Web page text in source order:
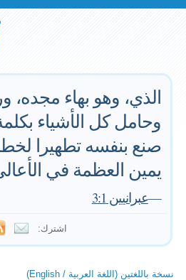
الذي، وهو بهاء
وحامل كل الأشياء
صنع بنفسه تطهيرا
يمين العظمة في
—عبرانيين 3:1
اشترك:
نسخة باللغتين (اللغة العربية / English)